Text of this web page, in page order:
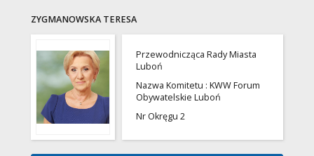
ZYGMANOWSKA TERESA
Przewodnicząca Rady Miasta
Luboń
Nazwa Komitetu : KWW Forum
Obywatelskie Luboń
Nr Okręgu 2